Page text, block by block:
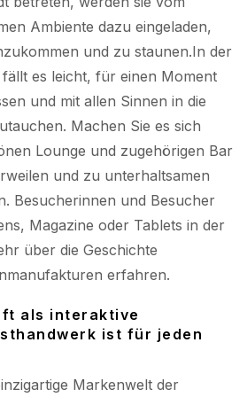
Ambiente dazu eingeladen,
und zu staunen.In der
es leicht, für einen Moment
und mit allen Sinnen in die
Machen Sie es sich
Lounge und zugehörigen Bar
und zu unterhaltsamen
Besucherinnen und Besucher
Magazine oder Tablets in der
über die Geschichte
erfahren.
als interaktive
ist für jeden
Markenwelt der